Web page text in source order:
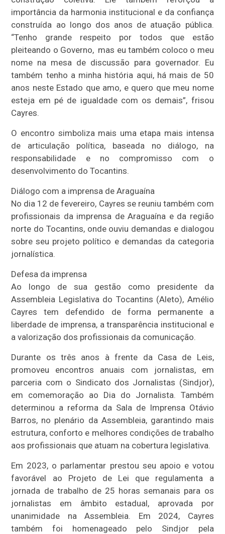
importância da harmonia institucional e da confiança
construída ao longo dos anos de atuação pública.
“Tenho grande respeito por todos que estão
pleiteando o Governo, mas eu também coloco o meu
nome na mesa de discussão para governador. Eu
também tenho a minha história aqui, há mais de 50
anos neste Estado que amo, e quero que meu nome
esteja em pé de igualdade com os demais”, frisou
Cayres.
O encontro simboliza mais uma etapa mais intensa
de articulação política, baseada no diálogo, na
responsabilidade e no compromisso com o
desenvolvimento do Tocantins.
Diálogo com a imprensa de Araguaína
No dia 12 de fevereiro, Cayres se reuniu também com
profissionais da imprensa de Araguaína e da região
norte do Tocantins, onde ouviu demandas e dialogou
sobre seu projeto político e demandas da categoria
jornalística.
Defesa da imprensa
Ao longo de sua gestão como presidente da
Assembleia Legislativa do Tocantins (Aleto), Amélio
Cayres tem defendido de forma permanente a
liberdade de imprensa, a transparência institucional e
a valorização dos profissionais da comunicação.
Durante os três anos à frente da Casa de Leis,
promoveu encontros anuais com jornalistas, em
parceria com o Sindicato dos Jornalistas (Sindjor),
em comemoração ao Dia do Jornalista. Também
determinou a reforma da Sala de Imprensa Otávio
Barros, no plenário da Assembleia, garantindo mais
estrutura, conforto e melhores condições de trabalho
aos profissionais que atuam na cobertura legislativa.
Em 2023, o parlamentar prestou seu apoio e votou
favorável ao Projeto de Lei que regulamenta a
jornada de trabalho de 25 horas semanais para os
jornalistas em âmbito estadual, aprovada por
unanimidade na Assembleia. Em 2024, Cayres
também foi homenageado pelo Sindjor pela